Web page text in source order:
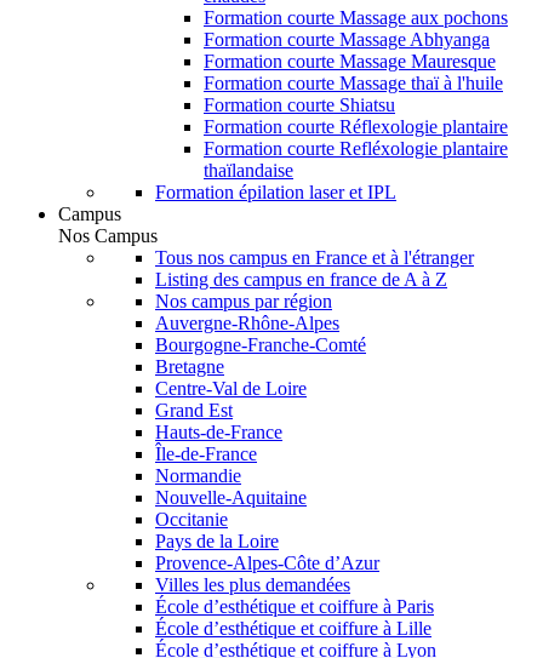
Formation courte Massage aux pochons
Formation courte Massage Abhyanga
Formation courte Massage Mauresque
Formation courte Massage thaï à l'huile
Formation courte Shiatsu
Formation courte Réflexologie plantaire
Formation courte Refléxologie plantaire
thaïlandaise
Formation épilation laser et IPL
Campus
Nos Campus
Tous nos campus en France et à l'étranger
Listing des campus en france de A à Z
Nos campus par région
Auvergne-Rhône-Alpes
Bourgogne-Franche-Comté
Bretagne
Centre-Val de Loire
Grand Est
Hauts-de-France
Île-de-France
Normandie
Nouvelle-Aquitaine
Occitanie
Pays de la Loire
Provence-Alpes-Côte d’Azur
Villes les plus demandées
École d’esthétique et coiffure à Paris
École d’esthétique et coiffure à Lille
École d’esthétique et coiffure à Lyon